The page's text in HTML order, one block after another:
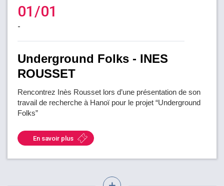
01/01
-
Underground Folks - INES
ROUSSET
Rencontrez Inès Rousset lors d’une présentation de son
travail de recherche à Hanoï pour le projet “Underground
Folks”
En savoir plus